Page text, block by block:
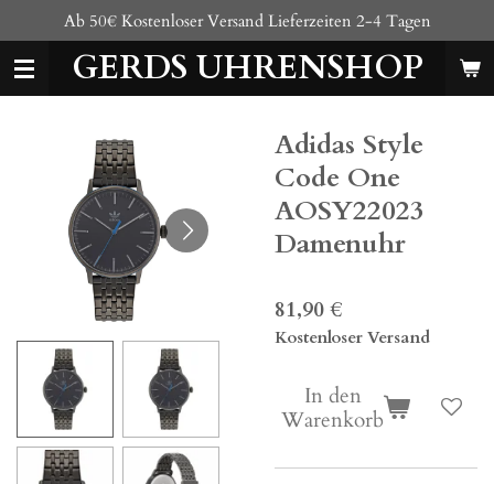
Hauptinhalt
springenGERDS UHRENSHOP
Ab 50€ Kostenloser Versand Lieferzeiten 2-4 Tagen
Adidas Style
Code One
AOSY22023
Damenuhr
81,90 €
Kostenloser Versand
In den
Warenkorb